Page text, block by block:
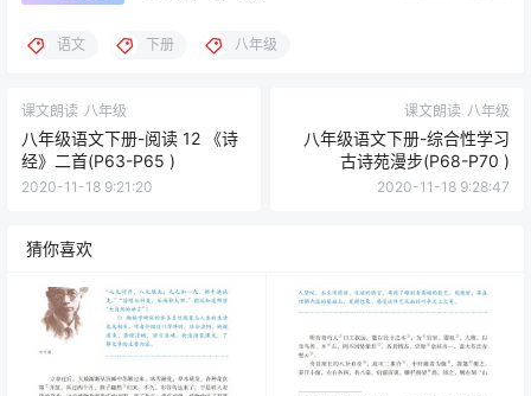
语文 下册 八年级
课文朗读 八年级
八年级语文下册-阅读 12 《诗
经》二首(P63-P65 )
2020-11-18 9:21:20
课文朗读 八年级
八年级语文下册-综合性学习
古诗苑漫步(P68-P70 )
2020-11-18 9:28:47
猜你喜欢